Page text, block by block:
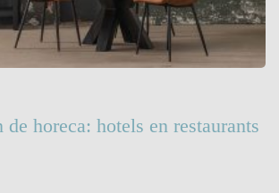
horeca: hotels en restaurants